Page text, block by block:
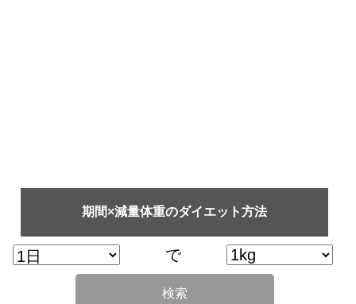
期間×減量体重のダイエット方法
で
検索